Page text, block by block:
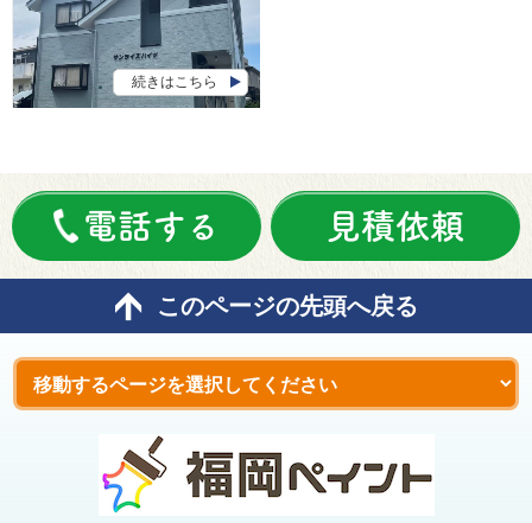
続きはこちら
電話する 見積依頼
このページの先頭へ戻る